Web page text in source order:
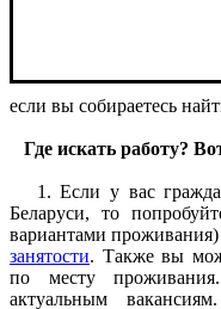
если вы собираетесь
Где искать работу?
1. Если у вас
Беларуси, то
вариантами проживания)
занятости. Также вы
по месту
актуальным